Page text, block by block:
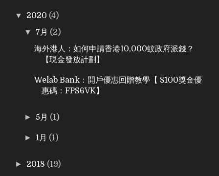
▼ 2020 (4)
▼ 7月 (2)
海外港人：如何申請香港10,000蚊政府派錢？
【現金發放計劃】
Welab Bank：開戶優惠回贈教學【 $100獎金優
惠碼：FPS6VK】
► 5月 (1)
► 1月 (1)
► 2018 (19)